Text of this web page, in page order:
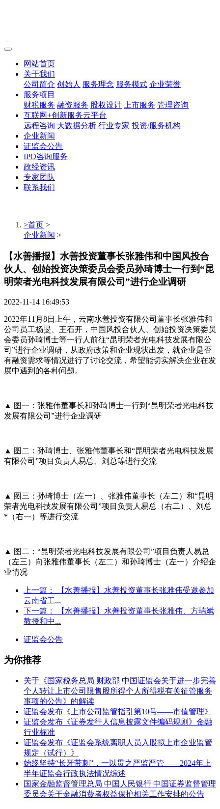
网站首页
关于我们
公司简介 创始人 服务理念 服务模式 企业荣誉
服务项目
财税服务 融资服务 股权设计 上市服务 管理咨询
互联网+创新服务云平台
远程咨询 大数据分析 行业专家 投资/服务机构
企业新闻
证监会公告
IPO咨询服务
政经资讯
专家团队
联系我们
>首页 >
企业新闻 >
【水善播报】水善投资董事长张雅伟和中国风投合
伙人、创始投资决策委员会委员孙琦博士一行到“昆
明荣者光电科技发展有限公司”进行企业调研
2022-11-14 16:49:53
2022年11月8日上午，云南水善投资有限公司董事长张雅伟和
公司员工杨旻、王石开，中国风投合伙人、创始投资决策委员
会委员孙琦博士等一行人前往“昆明荣者光电科技发展有限公
司”进行企业调研，从政府政策和企业现状出发，就企业是否
有融资需求等情况进行了讨论交流，希望能切实解决企业在发
展中遇到的各种问题。
▲ 图一：张雅伟董事长和孙琦博士一行到“昆明荣者光电科技
发展有限公司”进行企业调研
▲ 图二：孙琦博士、张雅伟董事长和“昆明荣者光电科技发展
有限公司”项目负责人易总、刘总等进行交流
▲ 图三：孙琦博士（左一）、张雅伟董事长（左二）和“昆明
荣者光电科技发展有限公司”项目负责人易总（右二）、刘总
*（右一）等进行交流
▲ 图二：“昆明荣者光电科技发展有限公司”项目负责人易总
（左三）向张雅伟董事长（左二）和孙琦博士（左一）介绍企
业情况
上一篇：
【水善播报】水善投资董事长张雅伟受邀参加
云南省工...
下一篇：
【水善播报】水善投资董事长张雅伟、方瑞斌
教授和中...
证监会公告
为你推荐
关于《国家税务总局 财政部 中国证监会关于进一步完善
个人转让上市公司限售股所得个人所得税有关征管服务
事项的公告》的解读
证监会发布《上市公司监管指引第10号——市值管理》
证监会发布《证券发行人信息披露文件编码规则》金融
行业标准
证监会发布《证监会系统离职人员入股拟上市企业监管
规定（试行）》
始终坚持“长牙带刺”，一以贯之严监严管——2024年上
半年证监会行政执法情况综述
国家金融监督管理总局 中国人民银行 中国证券监督管理
委员会关于金融消费者权益保护相关工作安排的公告